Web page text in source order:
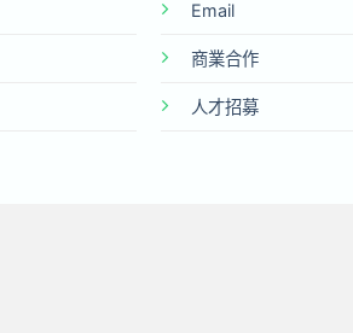
Email
商業合作
人才招募